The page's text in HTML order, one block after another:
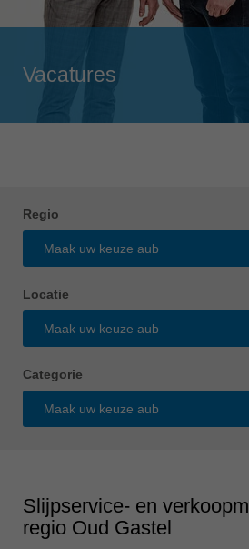
Singapore
english
Slovenija
USA
Việt Nam
tiếng việt
ประเทศไทย
yкраїнська
Vacatures
Regio
Locatie
Categorie
Slijpservice- en
regio Oud Gastel